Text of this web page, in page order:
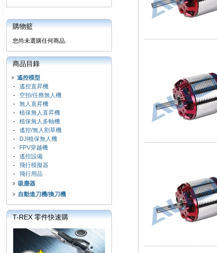
購物籃
您尚未選購任何商品.
商品目錄
遙控模型
- 遙控直昇機
- 空拍/任務無人機
- 無人直昇機
- 植保無人直昇機
- 植保無人多軸機
- 遙控/無人割草機
-
DJI植保無人機
-
FPV穿越機
- 遙控設備
- 飛行模擬器
- 飛行用品
吸塵器
自動進刀機/換刀機
T-REX 零件快速購